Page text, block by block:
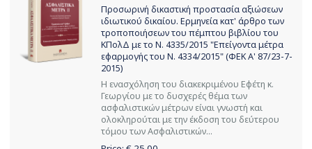
Προσωρινή δικαστική προστασία αξιώσεων
ιδιωτικού δικαίου. Ερμηνεία κατ' άρθρο των
τροποποιήσεων του πέμπτου βιβλίου του
ΚΠολΔ με το Ν. 4335/2015 "Επείγοντα μέτρα
εφαρμογής του Ν. 4334/2015" (ΦΕΚ Α' 87/23-7-
2015)
Η ενασχόληση του διακεκριμένου Εφέτη κ.
Γεωργίου με το δυσχερές θέμα των
ασφαλιστικών μέτρων είναι γνωστή και
ολοκληρούται με την έκδοση του δεύτερου
τόμου των Ασφαλιστικών...